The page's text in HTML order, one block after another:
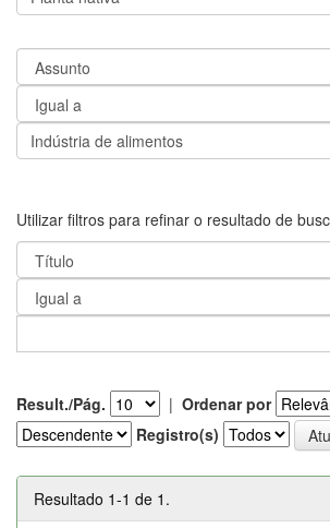
Utilizar filtros para refinar o resultado de
Result./Pág. | Ordenar por
Registro(s)
Resultado 1-1 de 1.